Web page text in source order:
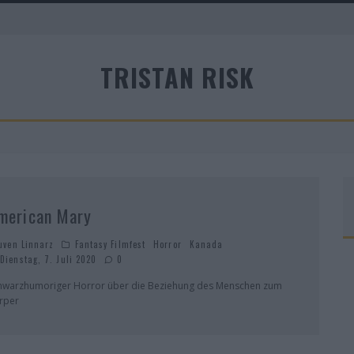
TRISTAN RISK
Mary
Linnarz Fantasy Filmfest Horror
Kanada
Dienstag, 7. Juli 2020
0
Horror über die Beziehung des Menschen zum